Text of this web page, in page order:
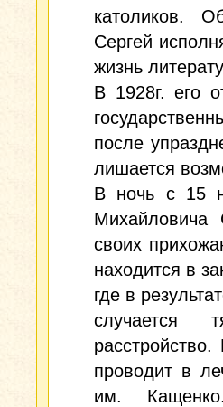
католиков.
Сергей
жизнь
В 1928г. его
после
лишается
В ночь с 15
Михайловича
своих
находится в
где в
случается
проводит в
им.